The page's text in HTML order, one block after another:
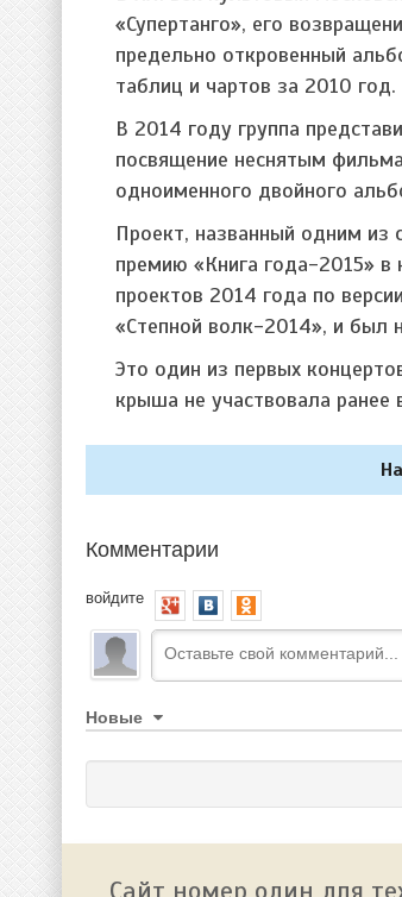
«Супертанго», его
предельно откровенный
таблиц и чартов за 2010 год.
В 2014 году группа
посвящение неснятым
одноименного двойного
Проект, названный одним из
премию «Книга года-2015» в
проектов 2014 года по
«Степной волк-2014», и был
Это один из первых
крыша не участвовала ранее
Комментарии
войдите
Новые
Сайт номер один для